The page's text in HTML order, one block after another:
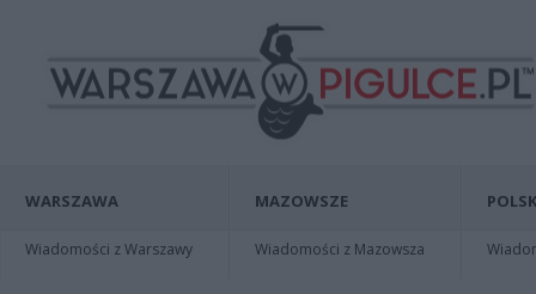
WARSZAWA
Wiadomości z Warszawy
MAZOWSZE
Wiadomości z Mazowsza